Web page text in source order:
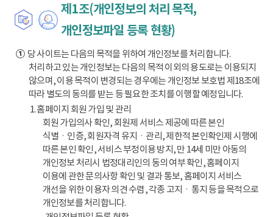
제1조(개인정보의 처리 목적,
개인정보파일 등록 현황)
①당 사이트는 다음의 목적을 위하여 개인정보를 처리합니다.
처리하고 있는 개인정보는 다음의 목적 이외의 용도로는 이용되지
않으며, 이용 목적이 변경되는 경우에는 개인정보 보호법 제18조에
따라 별도의 동의를 받는 등 필요한 조치를 이행할 예정입니다.
1. 홈페이지 회원 가입 및 관리
회원 가입의사 확인, 회원제 서비스 제공에 따른 본인
식별ㆍ인증, 회원자격 유지ㆍ관리, 제한적 본인확인제 시행에
따른 본인 확인, 서비스 부정이용 방지, 만 14세 미만 아동의
개인정보 처리시 법정대리인의 동의 여부 확인, 홈페이지
이용에 관한 문의사항 확인 및 결과 통보, 홈페이지 서비스
개선을 위한 이용자 의견 수렴, 각종 고지ㆍ통지 등을 목적으로
개인정보를 처리합니다.